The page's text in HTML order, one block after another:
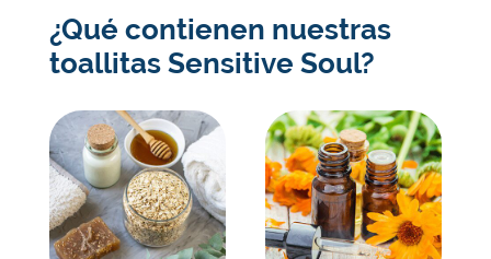
¿Qué contienen nuestras
toallitas Sensitive Soul?